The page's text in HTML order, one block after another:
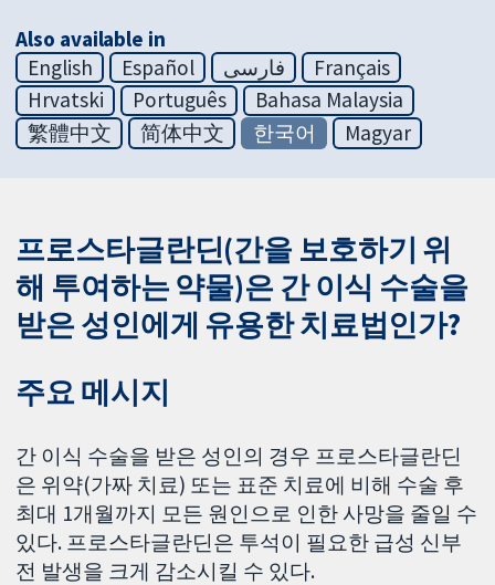
Also available in
English
Español فارسی
Français
Hrvatski
Português
Bahasa Malaysia
繁體中文
简体中文 한국어 Magyar
프로스타글란딘(간을 보호하기 위
해 투여하는 약물)은 간 이식 수술을
받은 성인에게 유용한 치료법인가?
주요 메시지
간 이식 수술을 받은 성인의 경우 프로스타글란딘
은 위약(가짜 치료) 또는 표준 치료에 비해 수술 후
최대 1개월까지 모든 원인으로 인한 사망을 줄일 수
있다. 프로스타글란딘은 투석이 필요한 급성 신부
전 발생을 크게 감소시킬 수 있다.